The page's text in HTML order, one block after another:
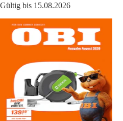
Gültig bis 15.08.2026